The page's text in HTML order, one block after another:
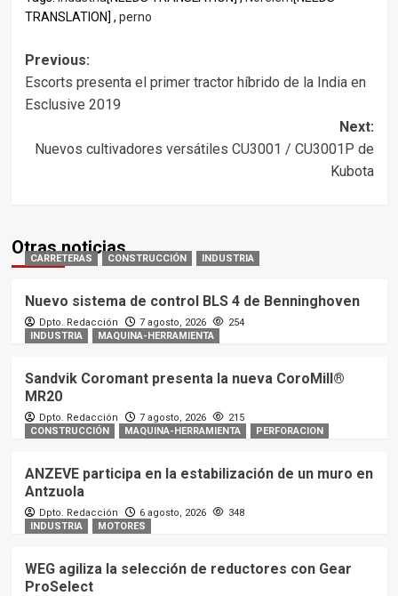
TRANSLATION] , perno
Post
navigation
Previous:
Escorts presenta el primer tractor híbrido de la India en
Esclusive 2019
Next:
Nuevos cultivadores versátiles CU3001 / CU3001P de
Kubota
Otras noticias
CARRETERAS CONSTRUCCIÓN INDUSTRIA
Nuevo sistema de control BLS 4 de Benninghoven
Dpto. Redacción 7 agosto, 2026
254
INDUSTRIA
MAQUINA-HERRAMIENTA
Sandvik Coromant presenta la nueva CoroMill®
MR20
Dpto. Redacción 7 agosto, 2026
215
CONSTRUCCIÓN
MAQUINA-HERRAMIENTA PERFORACION
ANZEVE participa en la estabilización de un muro en
Antzuola
Dpto. Redacción 6 agosto, 2026
348
INDUSTRIA
MOTORES
WEG agiliza la selección de reductores con Gear
ProSelect